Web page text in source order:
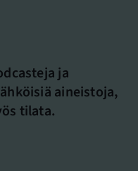
ja
aineistoja,
tilata.